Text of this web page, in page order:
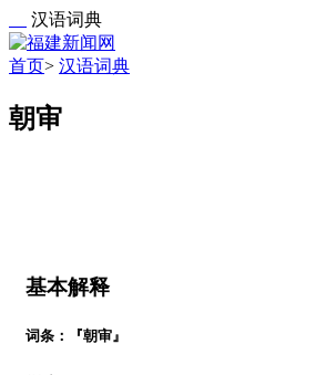
汉语词典
首页> 汉语词典
朝审
基本解释
词条：『朝审』